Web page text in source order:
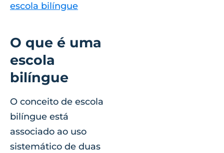
escola bilíngue
O que é uma
escola
bilíngue
O conceito de escola
bilíngue está
associado ao uso
sistemático de duas